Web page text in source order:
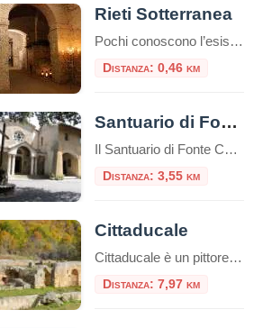
Rieti Sotterranea
Pochi conoscono l’esistenza di ampi ambienti che inglobano vestigia romane sotto l’odierna via Roma a Rieti. E questo non sorprende se si considera che fino a pochi anni fa, i primi a non saperlo erano i reatini stessi. Le cose fortunatamente sono cambiate, ma ancor
Distanza: 0,46 km
Santuario di Fonte Colombo
Il Santuario di Fonte Colombo è un luogo di grande importanza storica e religiosa situato nei pressi di Rieti, nella regione del Lazio, in Italia. Il santuario è dedicato a San Francesco d’Assisi, fondatore dell’ordine francescano. Il santuario è considerato il Sinai francescano. Qui tutto è sacro: gli edifici e il bosco stesso, perché racchiude […]
Distanza: 3,55 km
Cittaducale
Cittaducale è un pittoresco comune situato nella provincia di Rieti, nella regione del Lazio, in Italia. Cittaducale venne fondata nel 1308 da Carlo II d’Angiò, presso il confine settentrionale del Regno di Napoli. Il paese deve il suo nome al duca di Calabria Roberto, figlio di Carlo lo Zoppo. Cittaducale è ricca di edifici storici, […]
Distanza: 7,97 km